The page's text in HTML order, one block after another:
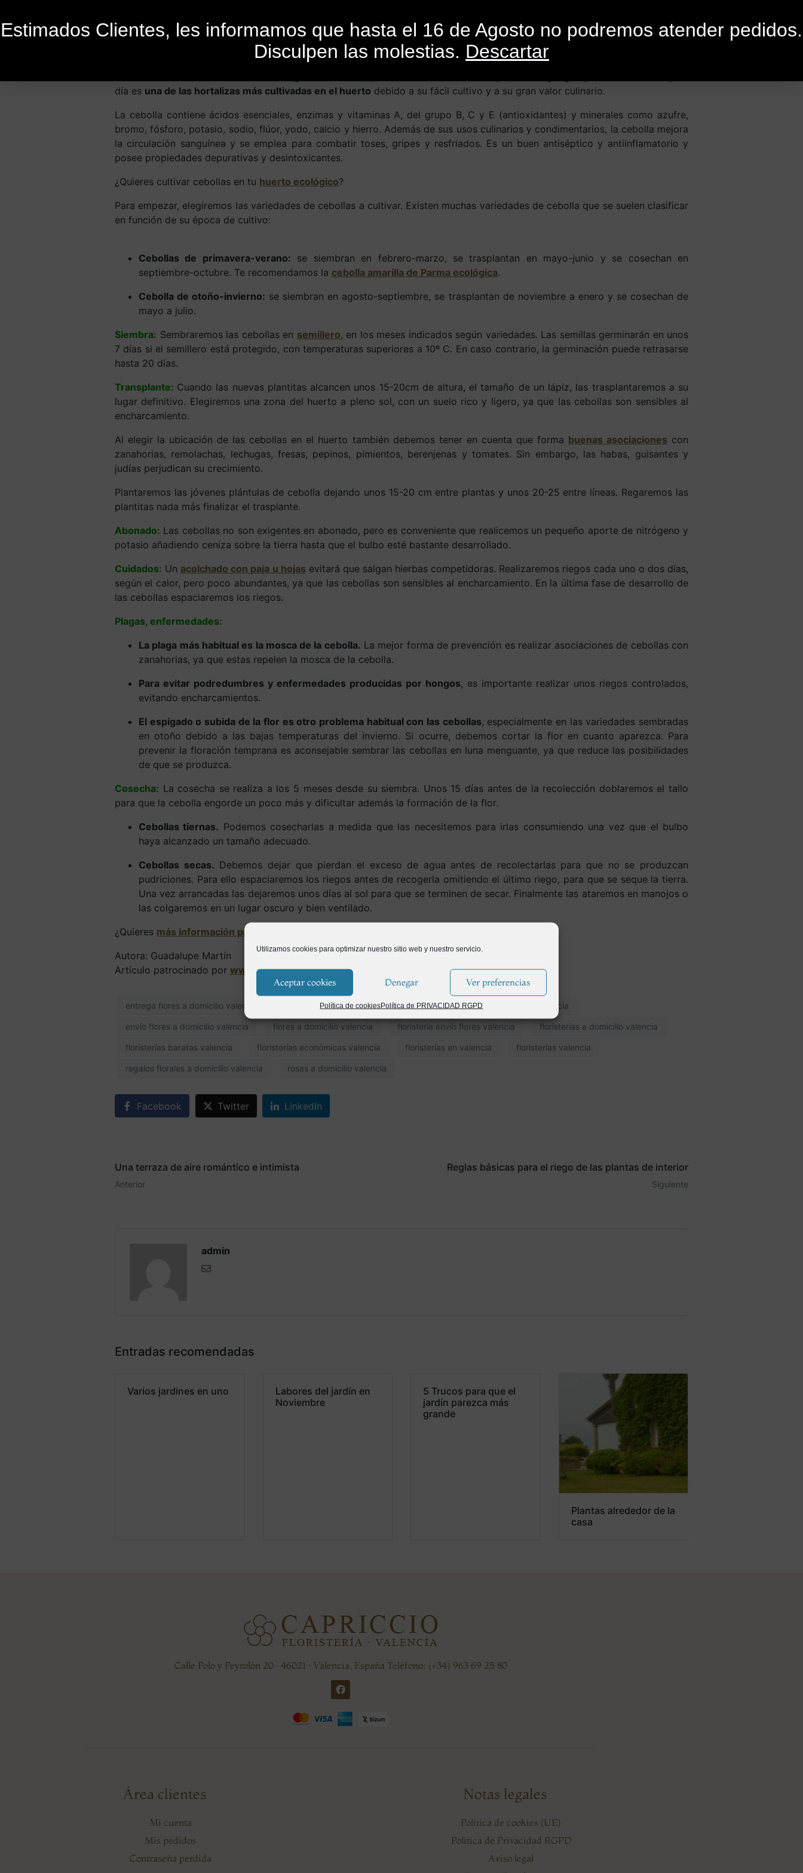
Utilizamos cookies para optimizar nuestro sitio web y nuestro servicio.
Aceptar cookies Denegar Ver preferencias
Política de cookiesPolítica de PRIVACIDAD RGPD
Estimados Clientes, les informamos que hasta el 16 de Agosto no podremos atender pedidos.
Disculpen las molestias. Descartar
PorSandroMele En Actualidad,Consejos , Cursos Libros,Revistas
día es una de las hortalizas más cultivadas en el huerto debido a su fácil cultivo y a su gran valor culinario.
La cebolla contiene ácidos esenciales, enzimas y vitaminas A, del grupo B, C y E (antioxidantes) y minerales como azufre,
bromo, fósforo, potasio, sodio, flúor, yodo, calcio y hierro. Además de sus usos culinarios y condimentarios, la cebolla mejora
la circulación sanguínea y se emplea para combatir toses, gripes y resfriados. Es un buen antiséptico y antiinflamatorio y
posee propiedades depurativas y desintoxicantes.
¿Quieres cultivar cebollas en tu huerto ecológico?
Para empezar, elegiremos las variedades de cebollas a cultivar. Existen muchas variedades de cebolla que se suelen clasificar
en función de su época de cultivo:
Cebollas de primavera-verano: se siembran en febrero-marzo, se trasplantan en mayo-junio y se cosechan en
septiembre-octubre. Te recomendamos la cebolla amarilla de Parma ecológica.
Cebolla de otoño-invierno: se siembran en agosto-septiembre, se trasplantan de noviembre a enero y se cosechan de
mayo a julio.
Siembra: Sembraremos las cebollas en semillero, en los meses indicados según variedades. Las semillas germinarán en unos
7 días si el semillero está protegido, con temperaturas superiores a 10º C. En caso contrario, la germinación puede retrasarse
hasta 20 días.
Transplante: Cuando las nuevas plantitas alcancen unos 15-20cm de altura, el tamaño de un lápiz, las trasplantaremos a su
lugar definitivo. Elegiremos una zona del huerto a pleno sol, con un suelo rico y ligero, ya que las cebollas son sensibles al
encharcamiento.
Al elegir la ubicación de las cebollas en el huerto también debemos tener en cuenta que forma buenas asociaciones con
zanahorias, remolachas, lechugas, fresas, pepinos, pimientos, berenjenas y tomates. Sin embargo, las habas, guisantes y
judías perjudican su crecimiento.
Plantaremos las jóvenes plántulas de cebolla dejando unos 15-20 cm entre plantas y unos 20-25 entre líneas. Regaremos las
plantitas nada más finalizar el trasplante.
Abonado: Las cebollas no son exigentes en abonado, pero es conveniente que realicemos un pequeño aporte de nitrógeno y
potasio añadiendo ceniza sobre la tierra hasta que el bulbo esté bastante desarrollado.
Cuidados: Un acolchado con paja u hojas evitará que salgan hierbas competidoras. Realizaremos riegos cada uno o dos días,
según el calor, pero poco abundantes, ya que las cebollas son sensibles al encharcamiento. En la última fase de desarrollo de
las cebollas espaciaremos los riegos.
Plagas, enfermedades:
La plaga más habitual es la mosca de la cebolla. La mejor forma de prevención es realizar asociaciones de cebollas con
zanahorias, ya que estas repelen la mosca de la cebolla.
Para evitar podredumbres y enfermedades producidas por hongos, es importante realizar unos riegos controlados,
evitando encharcamientos.
El espigado o subida de la flor es otro problema habitual con las cebollas, especialmente en las variedades sembradas
en otoño debido a las bajas temperaturas del invierno. Si ocurre, debemos cortar la flor en cuanto aparezca. Para
prevenir la floración temprana es aconsejable sembrar las cebollas en luna menguante, ya que reduce las posibilidades
de que se produzca.
Cosecha: La cosecha se realiza a los 5 meses desde su siembra. Unos 15 días antes de la recolección doblaremos el tallo
para que la cebolla engorde un poco más y dificultar además la formación de la flor.
Cebollas tiernas. Podemos cosecharlas a medida que las necesitemos para irlas consumiendo una vez que el bulbo
haya alcanzado un tamaño adecuado.
Cebollas secas. Debemos dejar que pierdan el exceso de agua antes de recolectarlas para que no se produzcan
pudriciones. Para ello espaciaremos los riegos antes de recogerla omitiendo el último riego, para que se seque la tierra.
Una vez arrancadas las dejaremos unos días al sol para que se terminen de secar. Finalmente las ataremos en manojos o
las colgaremos en un lugar oscuro y bien ventilado.
¿Quieres más información para cultivar cebollas en el huerto
Autora: Guadalupe Martín
Artículo patrocinado por www.unhuertoenmibalcon.com
entrega flores a domicilio valencia entregar flores a domicilio valencia enviar flores a domicilio valencia
envío flores a domicilio valencia flores a domicilio valencia floristería envío flores valencia floristerías a domicilio valencia
floristerías baratas valencia floristerías económicas valencia floristerías en valencia floristerías valencia
regalos florales a domicilio valencia rosas a domicilio valencia
Facebook Twitter LinkedIn
Una terraza de aire romántico e intimista
Anterior
Reglas básicas para el riego de las plantas de interior
Siguiente
admin
Entradas recomendadas
Varios jardines en uno
Labores del jardín en
Noviembre
5 Trucos para que el
jardín parezca más
grande
Plantas alrededor de la
casa
Calle Polo y Peyrolón 20 · 46021 · Valencia, España Teléfono: (+34) 963 69 25 80
Área clientes
Mi cuenta
Mis pedidos
Contraseña perdida
Notas legales
Política de cookies (UE)
Política de Privacidad RGPD
Aviso legal